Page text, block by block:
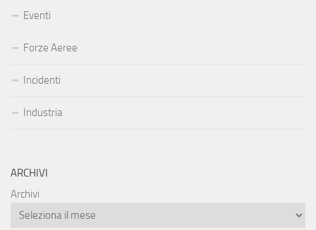
Eventi
Forze Aeree
Incidenti
Industria
ARCHIVI
Archivi